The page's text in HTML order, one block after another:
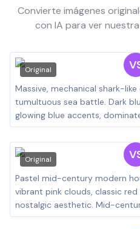
Convierte imágenes
con IA para ver
Original
Original